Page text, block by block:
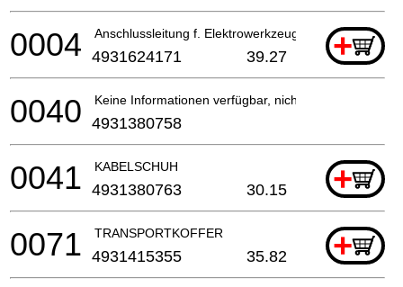
Anschlussleitung f. Elektrowerkzeuge +
0004 4931624171 39.27
Keine Informationen verfügbar, nicht bestellbar
0040 4931380758
KABELSCHUH +
0041 4931380763 30.15
TRANSPORTKOFFER +
0071 4931415355 35.82